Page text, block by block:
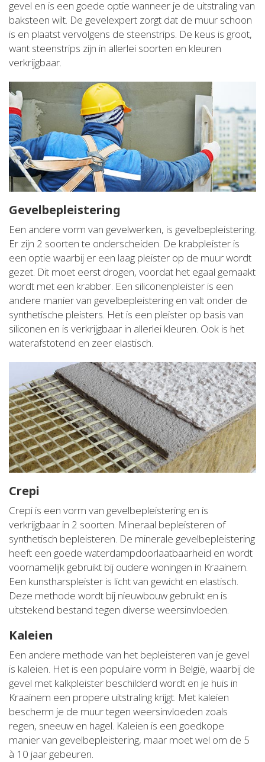
gevel en is een goede optie wanneer je de uitstraling van
baksteen wilt. De gevelexpert zorgt dat de muur schoon
is en plaatst vervolgens de steenstrips. De keus is groot,
want steenstrips zijn in allerlei soorten en kleuren
verkrijgbaar.
Gevelbepleistering
Een andere vorm van gevelwerken, is gevelbepleistering.
Er zijn 2 soorten te onderscheiden. De krabpleister is
een optie waarbij er een laag pleister op de muur wordt
gezet. Dit moet eerst drogen, voordat het egaal gemaakt
wordt met een krabber. Een siliconenpleister is een
andere manier van gevelbepleistering en valt onder de
synthetische pleisters. Het is een pleister op basis van
siliconen en is verkrijgbaar in allerlei kleuren. Ook is het
waterafstotend en zeer elastisch.
Crepi
Crepi is een vorm van gevelbepleistering en is
verkrijgbaar in 2 soorten. Mineraal bepleisteren of
synthetisch bepleisteren. De minerale gevelbepleistering
heeft een goede waterdampdoorlaatbaarheid en wordt
voornamelijk gebruikt bij oudere woningen in Kraainem.
Een kunstharspleister is licht van gewicht en elastisch.
Deze methode wordt bij nieuwbouw gebruikt en is
uitstekend bestand tegen diverse weersinvloeden.
Kaleien
Een andere methode van het bepleisteren van je gevel
is kaleien. Het is een populaire vorm in België, waarbij de
gevel met kalkpleister beschilderd wordt en je huis in
Kraainem een propere uitstraling krijgt. Met kaleien
bescherm je de muur tegen weersinvloeden zoals
regen, sneeuw en hagel. Kaleien is een goedkope
manier van gevelbepleistering, maar moet wel om de 5
à 10 jaar gebeuren.